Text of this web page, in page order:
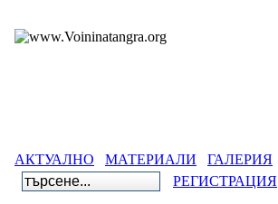
АКТУАЛНО МАТЕРИАЛИ ГАЛЕРИЯ
РЕГИСТРАЦИЯ